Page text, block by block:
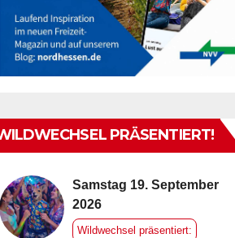
PRÄSENTIERT!
Samstag 19. September
2026
Wildwechsel präsentiert: